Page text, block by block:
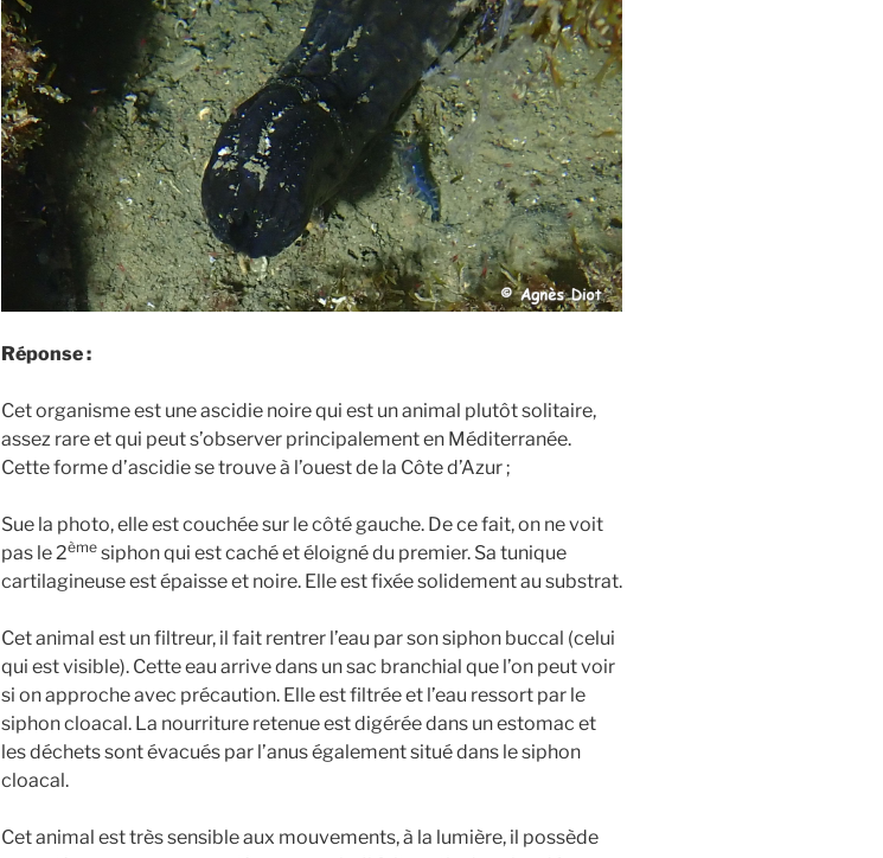
Réponse :
Cet organisme est une ascidie noire qui est un animal plutôt solitaire,
assez rare et qui peut s’observer principalement en Méditerranée.
Cette forme d’ascidie se trouve à l’ouest de la Côte d’Azur ;
Sue la photo, elle est couchée sur le côté gauche. De ce fait, on ne voit
pas le 2èmesiphon qui est caché et éloigné du premier. Sa tunique
cartilagineuse est épaisse et noire. Elle est fixée solidement au substrat.
Cet animal est un filtreur, il fait rentrer l’eau par son siphon buccal (celui
qui est visible). Cette eau arrive dans un sac branchial que l’on peut voir
si on approche avec précaution. Elle est filtrée et l’eau ressort par le
siphon cloacal. La nourriture retenue est digérée dans un estomac et
les déchets sont évacués par l’anus également situé dans le siphon
cloacal.
Cet animal est très sensible aux mouvements, à la lumière, il possède